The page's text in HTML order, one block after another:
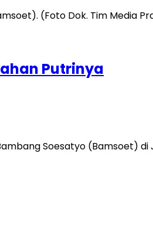
Putrinya
Soesatyo (Bamsoet)